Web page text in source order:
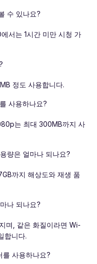
수 있나요?
서는 1시간 미만 시청 가
정도 사용합니다.
사용하나요?
는 최대 300MB까지 사
량은 얼마나 되나요?
까지 해상도와 재생 품
나 되나요?
며, 같은 화질이라면 Wi-
합니다.
사용하나요?